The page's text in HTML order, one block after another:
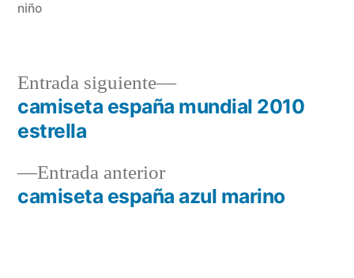
niño
Navegación
entradas
Entrada anteriorEntrada
anterior:
camiseta españa azul marino
Entrada siguiente
Entrada
siguiente:
camiseta españa mundial 2010
estrella